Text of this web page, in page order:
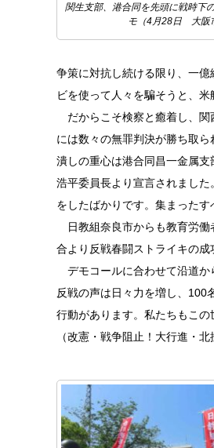
関生支部、港合同を先頭に戦時下
モ（4月28日 大阪
争策に対抗し続ける限り、一
ビを使って人々を騙そうと、
だからこそ検察と癒着し、関
には数々の無罪判決が勝ち取
潰しの重心は港合同昌一金属
浩平委員長より宣言されまし
をしたばかりです。集まったす
日教組奈良市からも教育労働
合より反戦春闘ストライキの成
デモコールに合わせて沿道か
反戦の声は日々力を増し、100
行動があります。私たちもこの
（改憲・戦争阻止！大行進・